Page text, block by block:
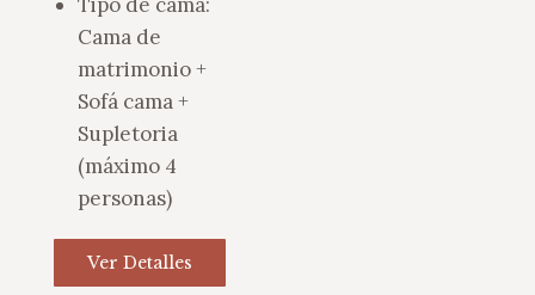
Cama de
matrimonio +
Sofá cama +
Supletoria
(máximo 4
personas)
Ver Detalles